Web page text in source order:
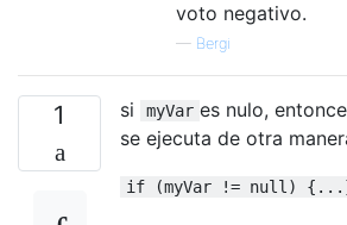
voto negativo.
— Bergi
1 si myVar es nulo,
se ejecuta de otra
if (myVar != null)